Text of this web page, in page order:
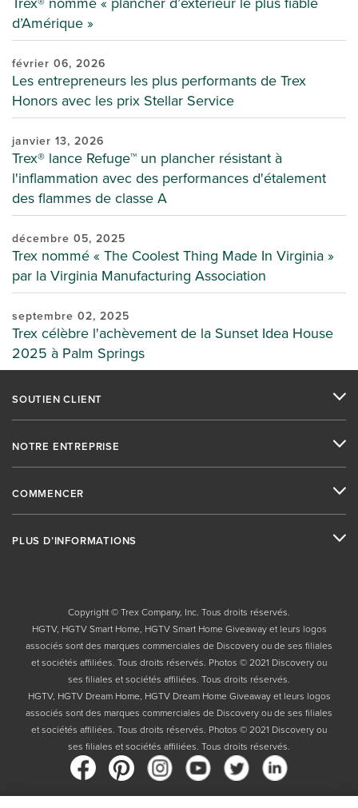
d’Amérique »
février 06, 2026
Les entrepreneurs les plus performants de Trex
Honors avec les prix Stellar Service
janvier 13, 2026
Trex® lance Refuge™ un plancher résistant à
l'inflammation avec des performances d'étalement
des flammes de classe A
décembre 05, 2025
Trex nommé « The Coolest Thing Made In Virginia »
par la Virginia Manufacturing Association
septembre 02, 2025
Trex célèbre l'achèvement de la Sunset Idea House
2025 à Palm Springs
SOUTIEN CLIENT
NOTRE ENTREPRISE
COMMENCER
PLUS D’INFORMATIONS
Copyright © Trex Company, Inc. Tous droits réservés.
HGTV, HGTV Smart Home, HGTV Smart Home Giveaway et leurs logos
associés sont des marques commerciales de Discovery ou de ses filiales
et sociétés affiliées. Tous droits réservés. Photos © 2021 Discovery ou
ses filiales et sociétés affiliées. Tous droits réservés.
HGTV, HGTV Dream Home, HGTV Dream Home Giveaway et leurs logos
associés sont des marques commerciales de Discovery ou de ses filiales
et sociétés affiliées. Tous droits réservés. Photos © 2021 Discovery ou
ses filiales et sociétés affiliées. Tous droits réservés.